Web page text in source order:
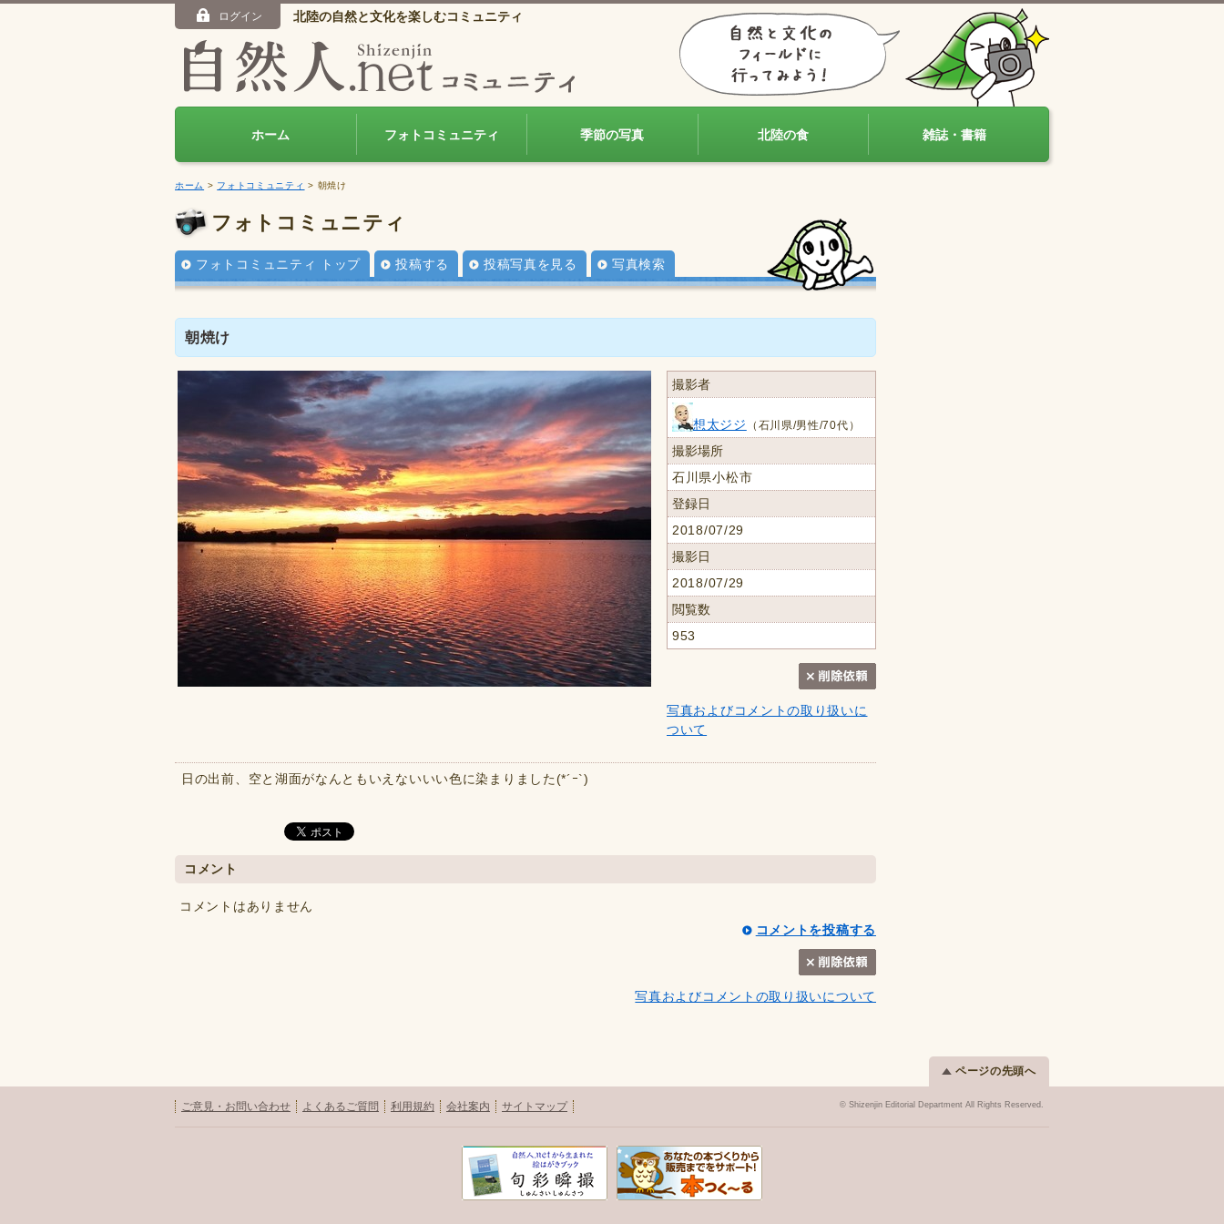
ログイン 北陸の自然と文化を楽しむコミュニティ
ホーム フォトコミュニティ 季節の写真 北陸の食 雑誌・書籍
ホーム > フォトコミュニティ > 朝焼け
フォトコミュニティ
フォトコミュニティ トップ 投稿する 投稿写真を見る 写真検索
朝焼け
撮影者
想太ジジ （石川県/男性/70代）
撮影場所
石川県小松市
登録日
2018/07/29
撮影日
2018/07/29
閲覧数
953
写真およびコメントの取り扱いに
ついて
日の出前、空と湖面がなんともいえないいい色に染まりました(*´ｰ`)
コメント
コメントはありません
コメントを投稿する
写真およびコメントの取り扱いについて
ページの先頭へ
ご意見・お問い合わせ よくあるご質問 利用規約 会社案内 サイトマップ © Shizenjin Editorial Department All Rights Reserved.